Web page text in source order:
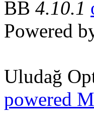
BB 4.10.1
Powered
Uludağ
powered